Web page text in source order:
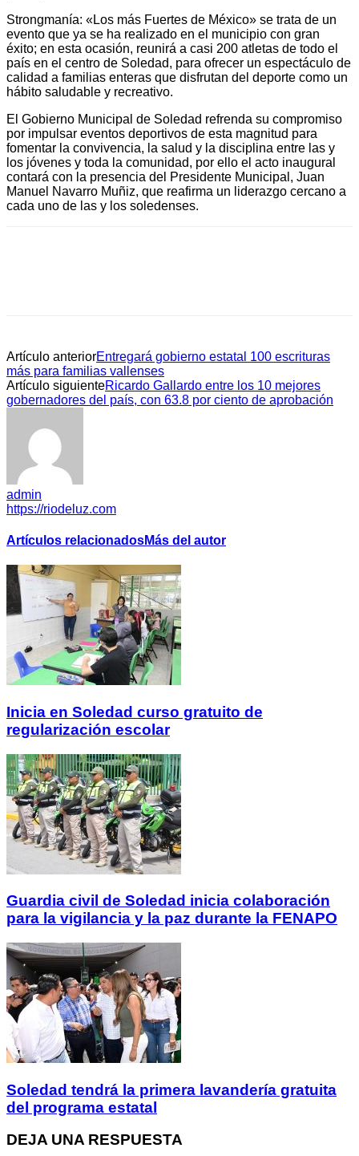
Strongmanía: «Los más Fuertes de México» se trata de un
evento que ya se ha realizado en el municipio con gran
éxito; en esta ocasión, reunirá a casi 200 atletas de todo el
país en el centro de Soledad, para ofrecer un espectáculo de
calidad a familias enteras que disfrutan del deporte como un
hábito saludable y recreativo.
El Gobierno Municipal de Soledad refrenda su compromiso
por impulsar eventos deportivos de esta magnitud para
fomentar la convivencia, la salud y la disciplina entre las y
los jóvenes y toda la comunidad, por ello el acto inaugural
contará con la presencia del Presidente Municipal, Juan
Manuel Navarro Muñiz, que reafirma un liderazgo cercano a
cada uno de las y los soledenses.
Artículo anteriorEntregará gobierno estatal 100 escrituras
más para familias vallenses
Artículo siguienteRicardo Gallardo entre los 10 mejores
gobernadores del país, con 63.8 por ciento de aprobación
admin
https://riodeluz.com
Artículos relacionadosMás del autor
Inicia en Soledad curso gratuito de
regularización escolar
Guardia civil de Soledad inicia colaboración
para la vigilancia y la paz durante la FENAPO
Soledad tendrá la primera lavandería gratuita
del programa estatal
DEJA UNA RESPUESTA